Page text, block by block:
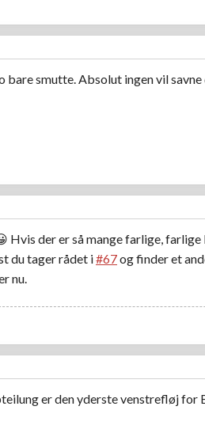
smutte. Absolut ingen vil savne
Hvis der er så mange farlige,
du tager rådet i#67og finder et
nu.
er den yderste venstrefløj for